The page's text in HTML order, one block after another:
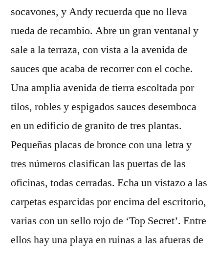
socavones, y Andy recuerda que no lleva
rueda de recambio. Abre un gran ventanal y
sale a la terraza, con vista a la avenida de
sauces que acaba de recorrer con el coche.
Una amplia avenida de tierra escoltada por
tilos, robles y espigados sauces desemboca
en un edificio de granito de tres plantas.
Pequeñas placas de bronce con una letra y
tres números clasifican las puertas de las
oficinas, todas cerradas. Echa un vistazo a las
carpetas esparcidas por encima del escritorio,
varias con un sello rojo de ‘Top Secret’. Entre
ellos hay una playa en ruinas a las afueras de